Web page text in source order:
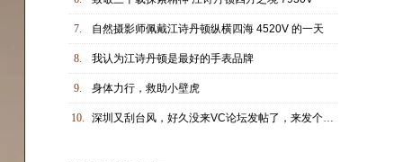
7. 自然摄影师佩戴江诗丹顿纵横四海 4520V 的一天
8. 我认为江诗丹顿是最好的手表品牌
9. 身体力行，救助小壁虎
10. 深圳又刮台风，好久没来VC论坛发帖了，来发个兄弟照吧